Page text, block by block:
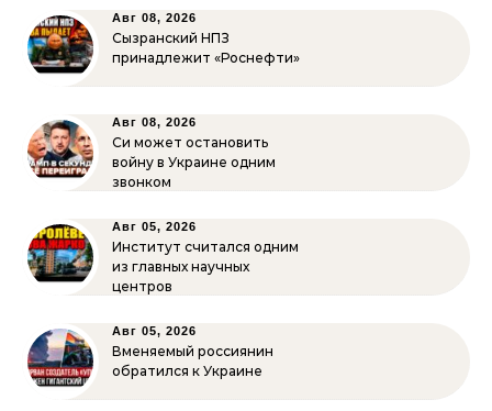
Авг 08, 2026
Сызранский НПЗ
принадлежит «Роснефти»
Авг 08, 2026
Си может остановить
войну в Украине одним
звонком
Авг 05, 2026
Институт считался одним
из главных научных
центров
Авг 05, 2026
Вменяемый россиянин
обратился к Украине